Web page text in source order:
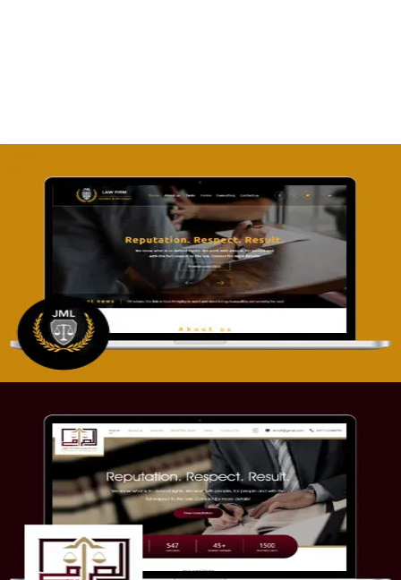
تصميم موقع آل جبار والمزارقة للمحاماة
التفاصيل
موقع الصرامي للمحاماة
التفاصيل